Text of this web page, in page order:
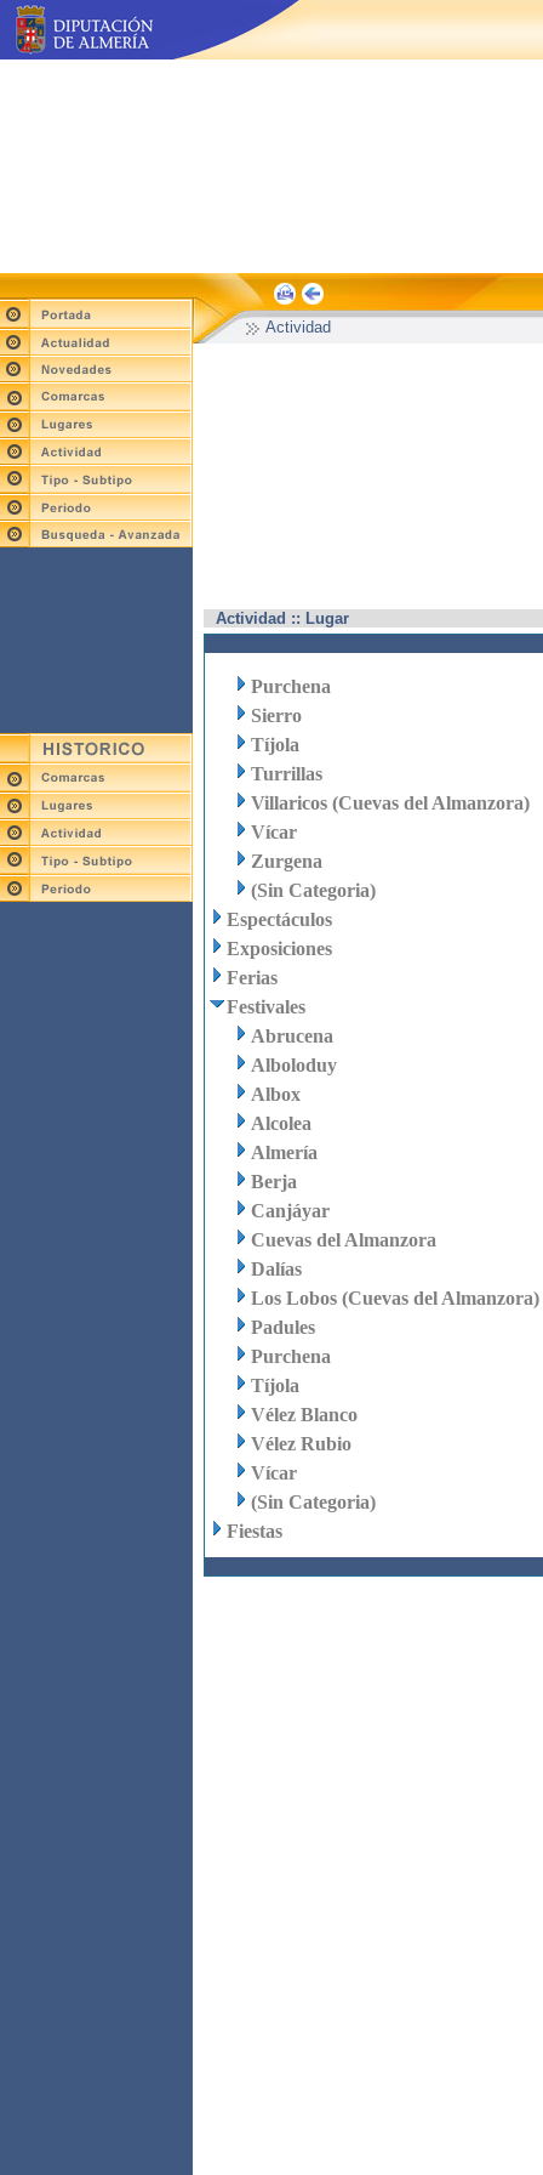
Actividad
Actividad :: Lugar
Purchena
Sierro
Tíjola
Turrillas
Villaricos (Cuevas del Almanzora)
Vícar
Zurgena
(Sin Categoria)
Espectáculos
Exposiciones
Ferias
Festivales
Abrucena
Alboloduy
Albox
Alcolea
Almería
Berja
Canjáyar
Cuevas del Almanzora
Dalías
Los Lobos (Cuevas del Almanzora)
Padules
Purchena
Tíjola
Vélez Blanco
Vélez Rubio
Vícar
(Sin Categoria)
Fiestas